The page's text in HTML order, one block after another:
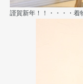
謹賀新年！！・・・・